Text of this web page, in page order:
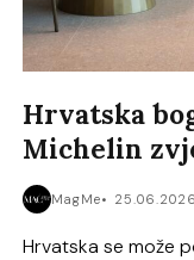
Hrvatska
Michelin
MagMe
Hrvatska se može